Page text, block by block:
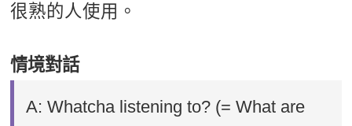
很熟的人使用。
情境對話
A: Whatcha listening to? (= What are